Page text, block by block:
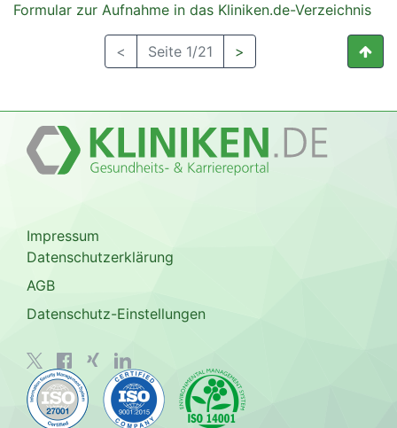
Formular zur Aufnahme in das Kliniken.de-Verzeichnis
< Seite 1/21 >
Impressum
Datenschutzerklärung
AGB
Datenschutz-Einstellungen